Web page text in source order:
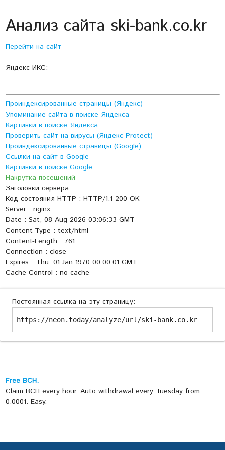
Анализ сайта ski-bank.co.kr
Перейти на сайт
Яндекс ИКС:
Проиндексированные страницы (Яндекс)
Упоминание сайта в поиске Яндекса
Картинки в поиске Яндекса
Проверить сайт на вирусы (Яндекс Protect)
Проиндексированные страницы (Google)
Ссылки на сайт в Google
Картинки в поиске Google
Накрутка посещений
Заголовки сервера
Код состояния HTTP : HTTP/1.1 200 OK
Server : nginx
Date : Sat, 08 Aug 2026 03:06:33 GMT
Content-Type : text/html
Content-Length : 761
Connection : close
Expires : Thu, 01 Jan 1970 00:00:01 GMT
Cache-Control : no-cache
Постоянная ссылка на эту страницу:
https://neon.today/analyze/url/ski-bank.co.kr
Free BCH.
Claim BCH every hour. Auto withdrawal every Tuesday from
0.0001. Easy.